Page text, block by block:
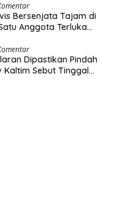
Bersenjata Tajam di
Anggota Terluka
Dipastikan Pindah
Kaltim Sebut Tinggal